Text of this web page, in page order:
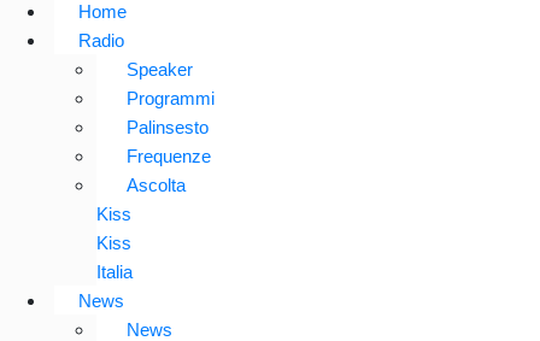
Home
Radio
Speaker
Programmi
Palinsesto
Frequenze
Ascolta
Kiss
Kiss
Italia
News
News